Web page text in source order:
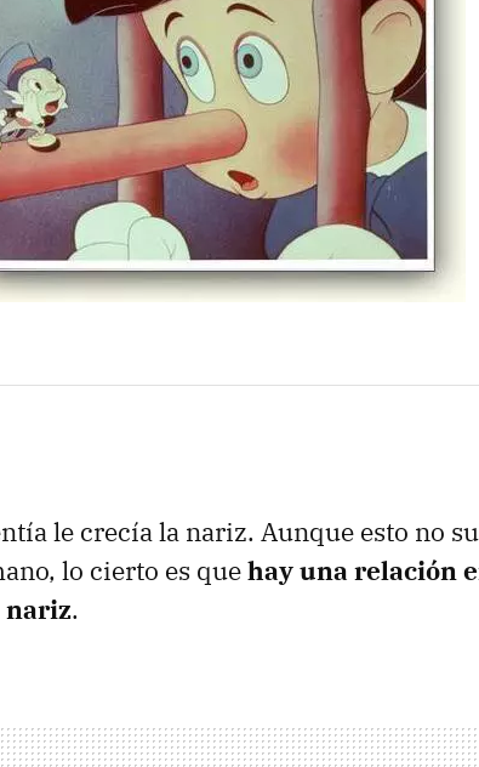
le crecía la nariz. Aunque esto no
lo cierto es quehay una relación
nariz.